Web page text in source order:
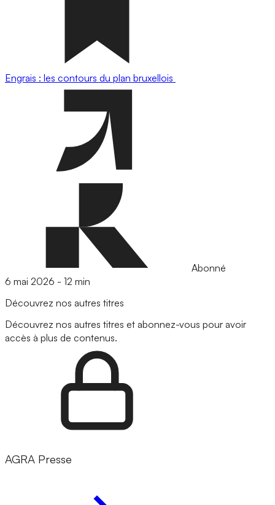
Engrais : les contours du plan bruxellois
Abonné
6 mai 2026 - 12 min
Découvrez nos autres titres
Découvrez nos autres titres et abonnez-vous pour avoir
accès à plus de contenus.
AGRA Presse